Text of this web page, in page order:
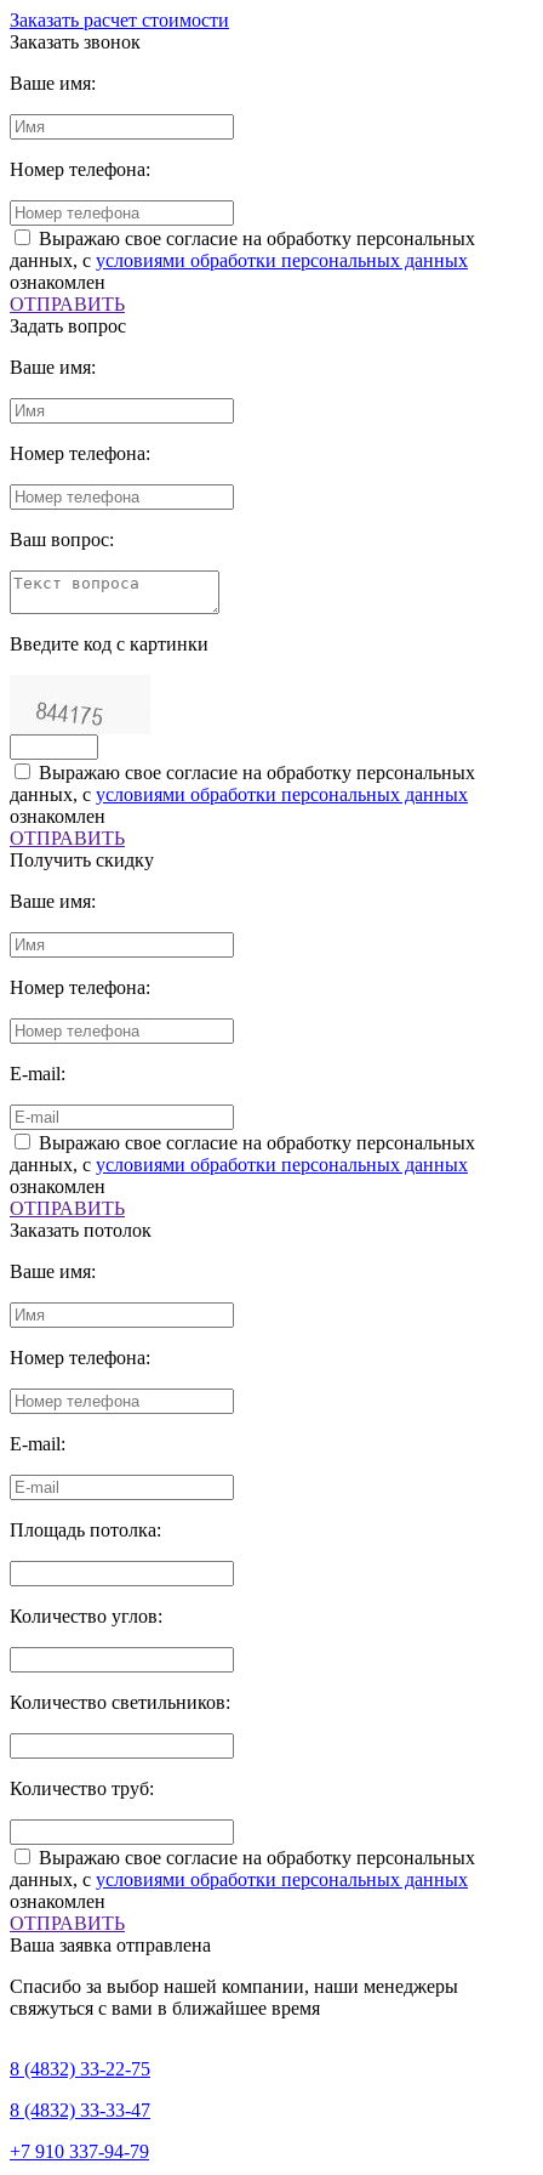
Заказать расчет стоимости
Заказать звонок
Ваше имя:
Номер телефона:
Выражаю свое согласие на обработку персональных
данных, с условиями обработки персональных данных
ознакомлен
ОТПРАВИТЬ
Задать вопрос
Ваше имя:
Номер телефона:
Ваш вопрос:
Введите код с картинки
Выражаю свое согласие на обработку персональных
данных, с условиями обработки персональных данных
ознакомлен
ОТПРАВИТЬ
Получить скидку
Ваше имя:
Номер телефона:
E-mail:
Выражаю свое согласие на обработку персональных
данных, с условиями обработки персональных данных
ознакомлен
ОТПРАВИТЬ
Заказать потолок
Ваше имя:
Номер телефона:
E-mail:
Площадь потолка:
Количество углов:
Количество светильников:
Количество труб:
Выражаю свое согласие на обработку персональных
данных, с условиями обработки персональных данных
ознакомлен
ОТПРАВИТЬ
Ваша заявка отправлена
Спасибо за выбор нашей компании, наши менеджеры
свяжуться с вами в ближайшее время
8 (4832) 33-22-75
8 (4832) 33-33-47
+7 910 337-94-79